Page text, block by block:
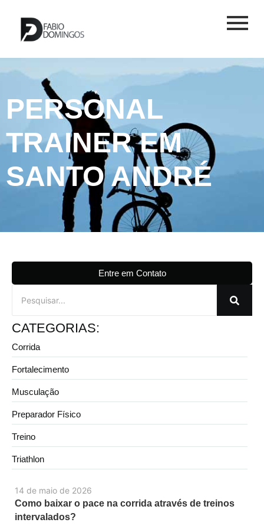
PERSONAL
TRAINER EM
SANTO ANDRÉ
14 de maio de 2026
Como baixar o pace na corrida através de treinos
intervalados?
Entre em Contato
CATEGORIAS:
Corrida
Fortalecimento
Musculação
Preparador Físico
Treino
Triathlon